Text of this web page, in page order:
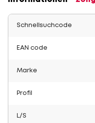
Schnellsuchcode
EAN code
Marke
Profil
L/S